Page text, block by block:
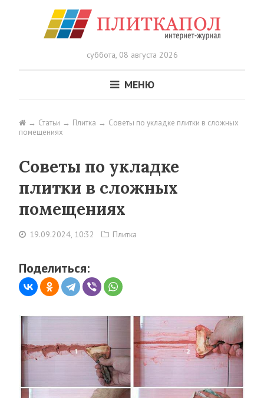
суббота,08 августа 2026
МЕНЮ
Статьи Плитка
Советы по укладке плитки в сложных
помещениях
Советы по укладке
плитки в сложных
помещениях
19.09.2024, 10:32 Плитка
Поделиться: